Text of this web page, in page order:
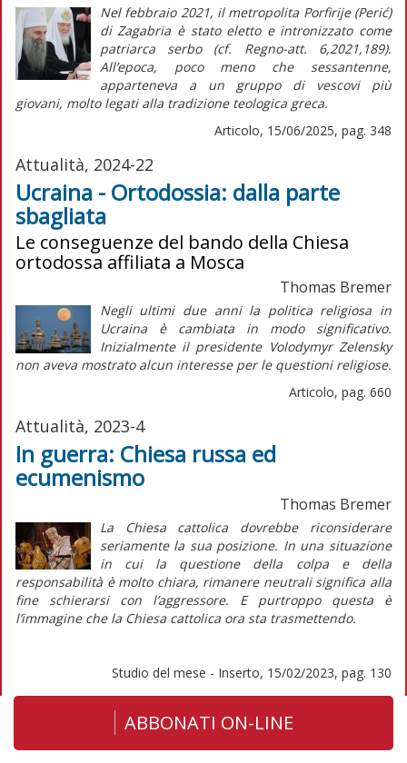
Nel febbraio 2021, il metropolita Porfirije (Perić)
di Zagabria è stato eletto e intronizzato come
patriarca serbo (cf. Regno-att. 6,2021,189).
All’epoca, poco meno che sessantenne,
apparteneva a un gruppo di vescovi più
giovani, molto legati alla tradizione teologica greca.
Articolo, 15/06/2025, pag. 348
Attualità, 2024-22
Ucraina - Ortodossia: dalla parte
sbagliata
Le conseguenze del bando della Chiesa
ortodossa affiliata a Mosca
Thomas Bremer
Negli ultimi due anni la politica religiosa in
Ucraina è cambiata in modo significativo.
Inizialmente il presidente Volodymyr Zelensky
non aveva mostrato alcun interesse per le questioni religiose.
Articolo, pag. 660
Attualità, 2023-4
In guerra: Chiesa russa ed
ecumenismo
Thomas Bremer
La Chiesa cattolica dovrebbe riconsiderare
seriamente la sua posizione. In una situazione
in cui la questione della colpa e della
responsabilità è molto chiara, rimanere neutrali significa alla
fine schierarsi con l’aggressore. E purtroppo questa è
l’immagine che la Chiesa cattolica ora sta trasmettendo.
Studio del mese - Inserto, 15/02/2023, pag. 130
ABBONATI ON-LINE